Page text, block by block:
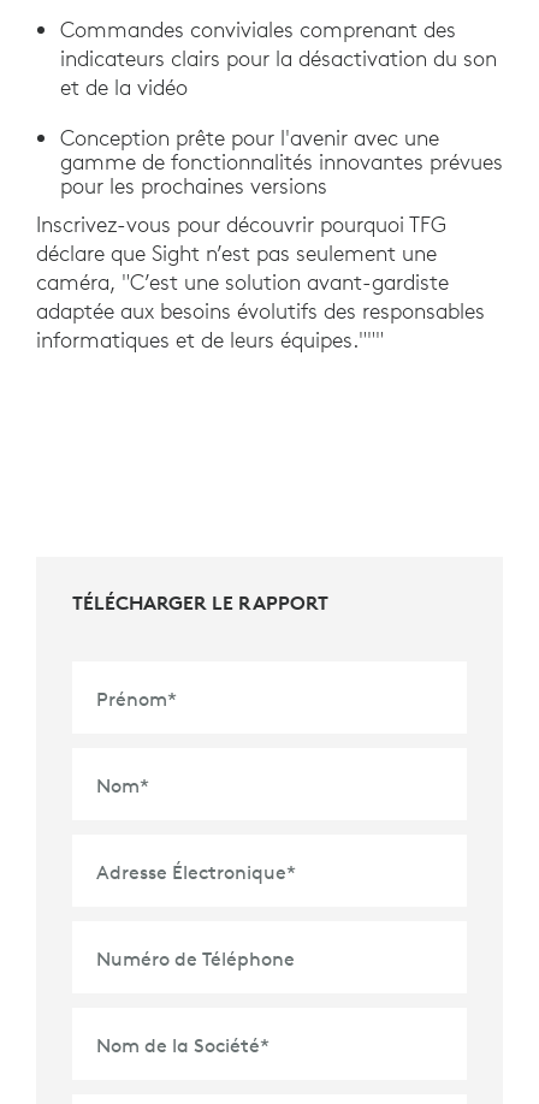
Commandes conviviales comprenant des
indicateurs clairs pour la désactivation du son
et de la vidéo
Conception prête pour l'avenir avec une
gamme de fonctionnalités innovantes prévues
pour les prochaines versions
Inscrivez-vous pour découvrir pourquoi TFG
déclare que Sight n’est pas seulement une
caméra, "C’est une solution avant-gardiste
adaptée aux besoins évolutifs des responsables
informatiques et de leurs équipes."""
TÉLÉCHARGER LE RAPPORT
Prénom*
Nom*
Adresse Électronique*
Numéro de Téléphone
Nom de la Société*